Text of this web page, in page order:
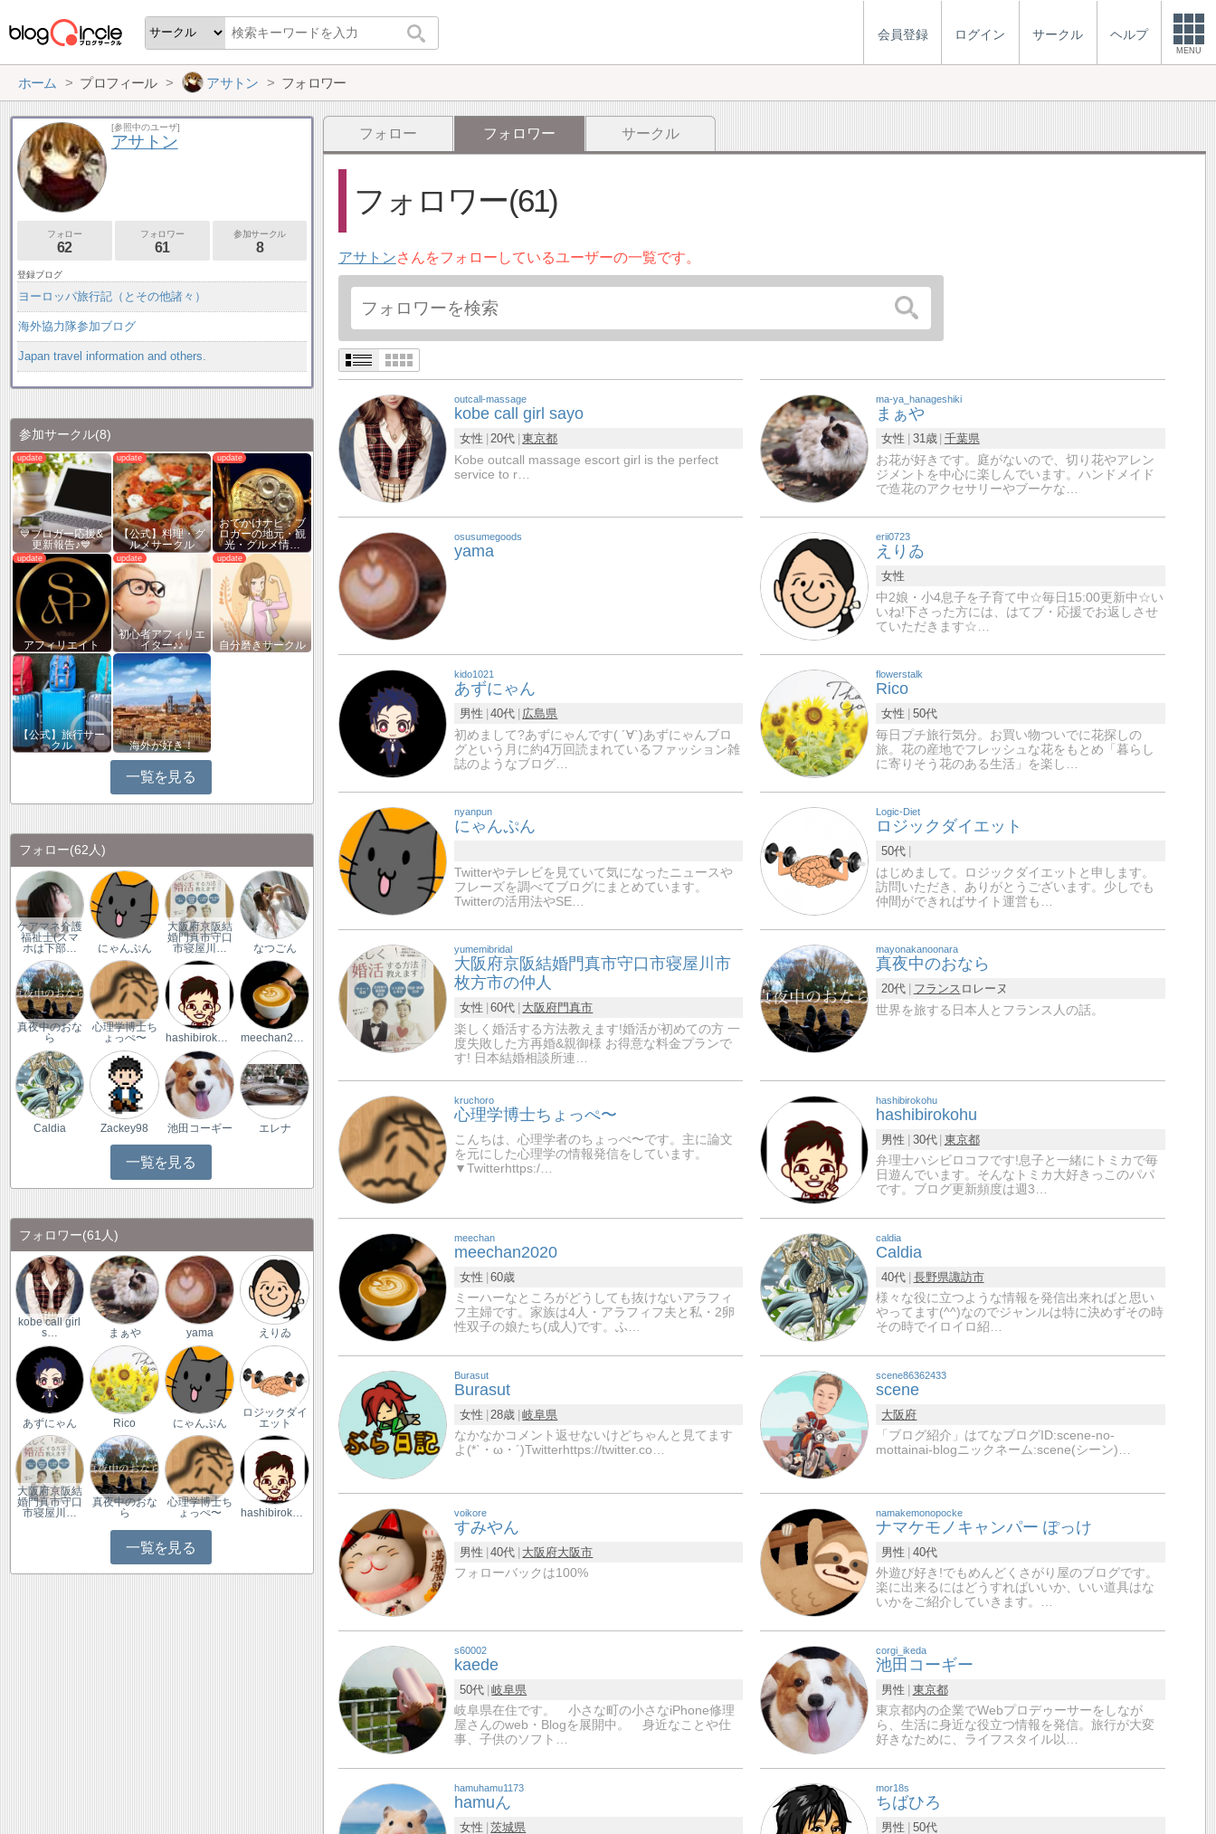
会員登録 ログイン サークル ヘルプ
MENU
ホーム プロフィール アサトン フォロワー
フォロー フォロワー サークル
フォロワー(61)
アサトンさんをフォローしているユーザーの一覧です。
outcall-massage
kobe call girl sayo
女性 20代 東京都
Kobe outcall massage escort girl is the perfect
service to r…
ma-ya_hanageshiki
まぁや
女性 31歳 千葉県
お花が好きです。庭がないので、切り花やアレン
ジメントを中心に楽しんでいます。ハンドメイド
で造花のアクセサリーやブーケな…
osusumegoods
yama
erii0723
えりゐ
女性
中2娘・小4息子を子育て中☆毎日15:00更新中☆い
いね!下さった方には、はてブ・応援でお返しさせ
ていただきます☆…
kido1021
あずにゃん
男性 40代 広島県
初めまして?あずにゃんです( ´∀`)あずにゃんブロ
グという月に約4万回読まれているファッション雑
誌のようなブログ…
flowerstalk
Rico
女性
50代
毎日プチ旅行気分。お買い物ついでに花探しの
旅。花の産地でフレッシュな花をもとめ「暮らし
に寄りそう花のある生活」を楽し…
nyanpun
にゃんぷん
Twitterやテレビを見ていて気になったニュースや
フレーズを調べてブログにまとめています。
Twitterの活用法やSE…
Logic-Diet
ロジックダイエット
50代
はじめまして。ロジックダイエットと申します。
訪問いただき、ありがとうございます。少しでも
仲間ができればサイト運営も…
yumemibridal
大阪府京阪結婚門真市守口市寝屋川市
枚方市の仲人
女性 60代 大阪府門真市
楽しく婚活する方法教えます!婚活が初めての方 一
度失敗した方再婚&親御様 お得意な料金プランで
す! 日本結婚相談所連…
mayonakanoonara
真夜中のおなら
20代 フランス ロレーヌ
世界を旅する日本人とフランス人の話。
kruchoro
心理学博士ちょっぺ〜
こんちは、心理学者のちょっぺ〜です。主に論文
を元にした心理学の情報発信をしています。
▼Twitterhttps:/…
hashibirokohu
hashibirokohu
男性 30代 東京都
弁理士ハシビロコフです!息子と一緒にトミカで毎
日遊んでいます。そんなトミカ大好きっこのパパ
です。ブログ更新頻度は週3…
meechan
meechan2020
女性
60歳
ミーハーなところがどうしても抜けないアラフィ
フ主婦です。家族は4人・アラフィフ夫と私・2卵
性双子の娘たち(成人)です。ふ…
caldia
Caldia
40代 長野県諏訪市
様々な役に立つような情報を発信出来ればと思い
やってます(^^)なのでジャンルは特に決めずその時
その時でイロイロ紹…
Burasut
Burasut
女性 28歳 岐阜県
なかなかコメント返せないけどちゃんと見てます
よ(*`・ω・´)Twitterhttps://twitter.co…
scene86362433
scene
大阪府
「ブログ紹介」はてなブログID:scene-no-
mottainai-blogニックネーム:scene(シーン)…
voikore
すみやん
男性 40代 大阪府大阪市
フォローバックは100%
namakemonopocke
ナマケモノキャンパー ぽっけ
男性
40代
外遊び好き!でもめんどくさがり屋のブログです。
楽に出来るにはどうすればいいか、いい道具はな
いかをご紹介していきます。…
s60002
kaede
50代 岐阜県
岐阜県在住です。 小さな町の小さなiPhone修理
屋さんのweb・Blogを展開中。 身近なことや仕
事、子供のソフト…
corgi_ikeda
池田コーギー
男性
東京都
東京都内の企業でWebプロデゥーサーをしなが
ら、生活に身近な役立つ情報を発信。旅行が大変
好きなために、ライフスタイル以…
hamuhamu1173
hamuん
女性
茨城県
mor18s
ちばひろ
男性
50代
[参照中のユーザ]
アサトン
フォロー
62
フォロワー
61
参加サークル
8
登録ブログ
ヨーロッパ旅行記（とその他諸々）
海外協力隊参加ブログ
Japan travel information and others.
参加サークル(8)
💙ブロガー応援&
更新報告♪💙
【公式】料理・グ
ルメサークル
おでかけナビ：ブ
ロガーの地元・観
光・グルメ情…
アフィリエイト
初心者アフィリエ
イター♪♪
自分磨きサークル
【公式】旅行サー
クル
海外が好き！
一覧を見る
フォロー(62人)
ケアマネ介護
福祉士(スマ
ホは下部…
にゃんぷん
大阪府京阪結
婚門真市守口
市寝屋川…
なつごん
真夜中のおな
ら
心理学博士ち
ょっぺ〜
Caldia Zackey98 池田コーギー エレナ
一覧を見る
フォロワー(61人)
kobe call girl
s…
まぁや yama えりゐ
あずにゃん Rico にゃんぷん
ロジックダイ
エット
大阪府京阪結
婚門真市守口
市寝屋川…
真夜中のおな
ら
心理学博士ち
ょっぺ〜
一覧を見る